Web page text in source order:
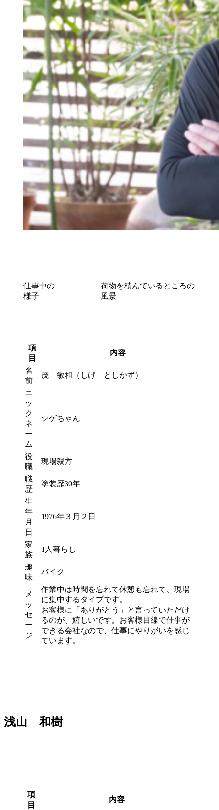
仕事中の
様子
荷物を積んているところの
風景
項
目
内容
名
前
茂 敏和（しげ としかず）
ニ
ッ
ク
ネ
ー
ム
シゲちゃん
役
職
現場親方
職
歴
塗装歴30年
生
年
月
日
1976年３月２日
家
族
1人暮らし
趣
味
バイク
メ
ッ
セ
ー
ジ
作業中は時間を忘れて休憩も忘れて、現場
に集中するタイプです。
お客様に「ありがとう」と言っていただけ
るのが、嬉しいです。お客様目線で仕事が
できる会社なので、仕事にやりがいを感じ
ています。
浅山 和樹
項
目
内容